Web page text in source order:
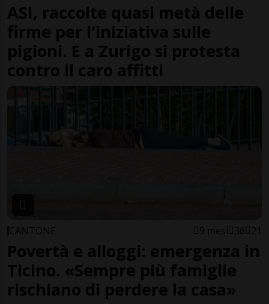
ASI, raccolte quasi metà delle
firme per l'iniziativa sulle
pigioni. E a Zurigo si protesta
contro il caro affitti
CANTONE 9 mesi 36 21
Povertà e alloggi: emergenza in
Ticino. «Sempre più famiglie
rischiano di perdere la casa»